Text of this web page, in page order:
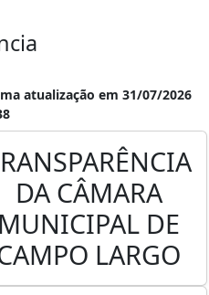
atualização em 31/07/2026
DA CÂMARA
MUNICIPAL DE
LARGO